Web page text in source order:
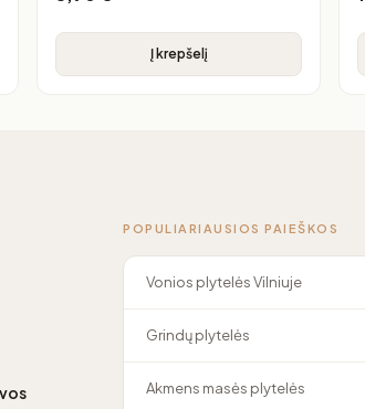
Į krepšelį
POPULIARIAUSIOS PAIEŠKOS
Vonios plytelės Vilniuje
Grindų plytelės
Akmens masės plytelės